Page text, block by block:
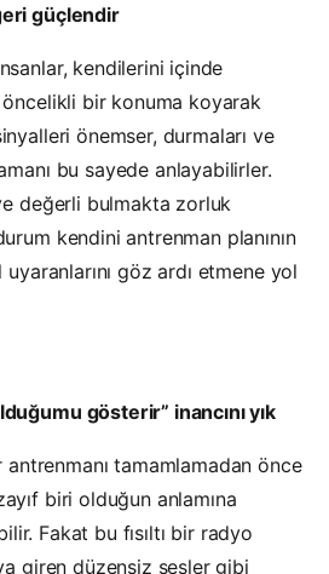
güçlendir
kendilerini içinde
öncelikli bir konuma koyarak
önemser, durmaları ve
bu sayede anlayabilirler.
değerli bulmakta zorluk
kendini antrenman planının
göz ardı etmene yol
gösterir” inancını yık
antrenmanı tamamlamadan önce
biri olduğun anlamına
Fakat bu fısıltı bir radyo
giren düzensiz sesler gibi